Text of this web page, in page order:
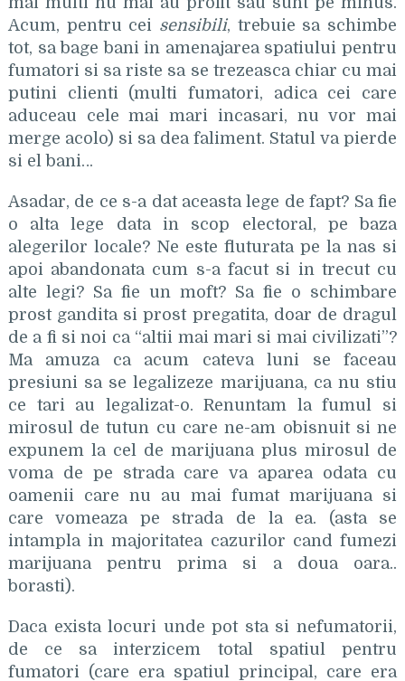
Acum, pentru cei sensibili, trebuie sa schimbe
tot, sa bage bani in amenajarea spatiului pentru
fumatori si sa riste sa se trezeasca chiar cu mai
putini clienti (multi fumatori, adica cei care
aduceau cele mai mari incasari, nu vor mai
merge acolo) si sa dea faliment. Statul va pierde
si el bani…
Asadar, de ce s-a dat aceasta lege de fapt? Sa fie
o alta lege data in scop electoral, pe baza
alegerilor locale? Ne este fluturata pe la nas si
apoi abandonata cum s-a facut si in trecut cu
alte legi? Sa fie un moft? Sa fie o schimbare
prost gandita si prost pregatita, doar de dragul
de a fi si noi ca “altii mai mari si mai civilizati”?
Ma amuza ca acum cateva luni se faceau
presiuni sa se legalizeze marijuana, ca nu stiu
ce tari au legalizat-o. Renuntam la fumul si
mirosul de tutun cu care ne-am obisnuit si ne
expunem la cel de marijuana plus mirosul de
voma de pe strada care va aparea odata cu
oamenii care nu au mai fumat marijuana si
care vomeaza pe strada de la ea. (asta se
intampla in majoritatea cazurilor cand fumezi
marijuana pentru prima si a doua oara..
borasti).
Daca exista locuri unde pot sta si nefumatorii,
de ce sa interzicem total spatiul pentru
fumatori (care era spatiul principal, care era